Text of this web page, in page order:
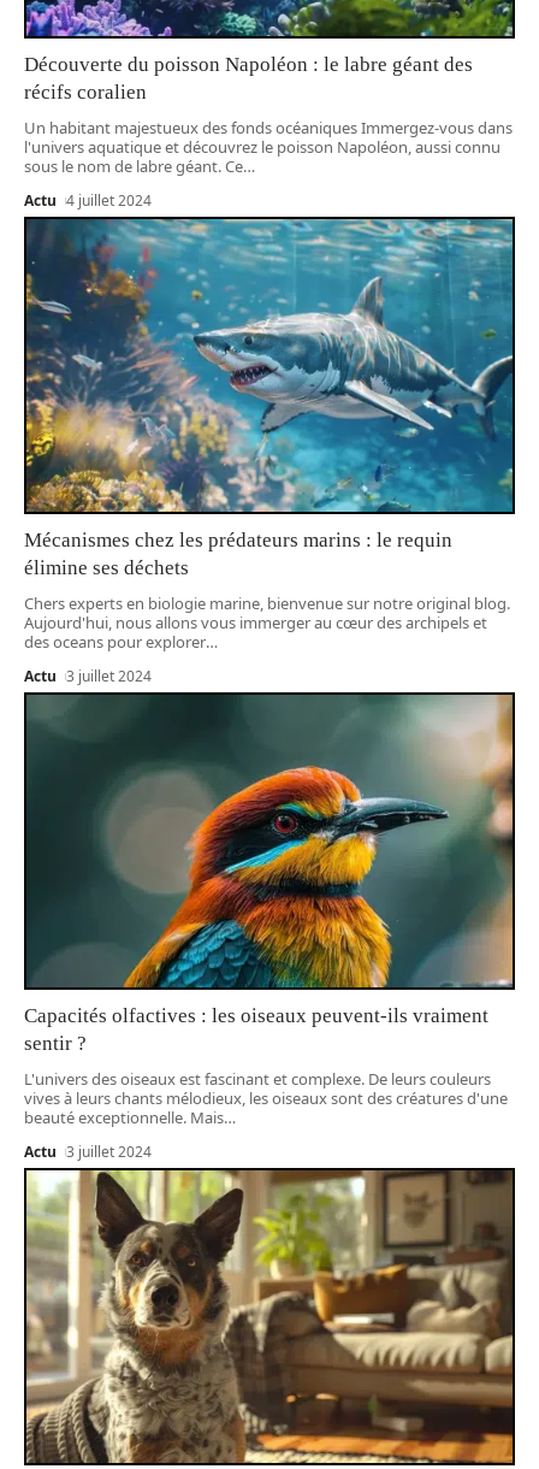
Découverte du poisson Napoléon : le labre géant des
récifs coralien
Un habitant majestueux des fonds océaniques Immergez-vous dans
l'univers aquatique et découvrez le poisson Napoléon, aussi connu
sous le nom de labre géant. Ce…
Actu 4 juillet 2024
Mécanismes chez les prédateurs marins : le requin
élimine ses déchets
Chers experts en biologie marine, bienvenue sur notre original blog.
Aujourd'hui, nous allons vous immerger au cœur des archipels et
des oceans pour explorer…
Actu 3 juillet 2024
Capacités olfactives : les oiseaux peuvent-ils vraiment
sentir ?
L'univers des oiseaux est fascinant et complexe. De leurs couleurs
vives à leurs chants mélodieux, les oiseaux sont des créatures d'une
beauté exceptionnelle. Mais…
Actu 3 juillet 2024